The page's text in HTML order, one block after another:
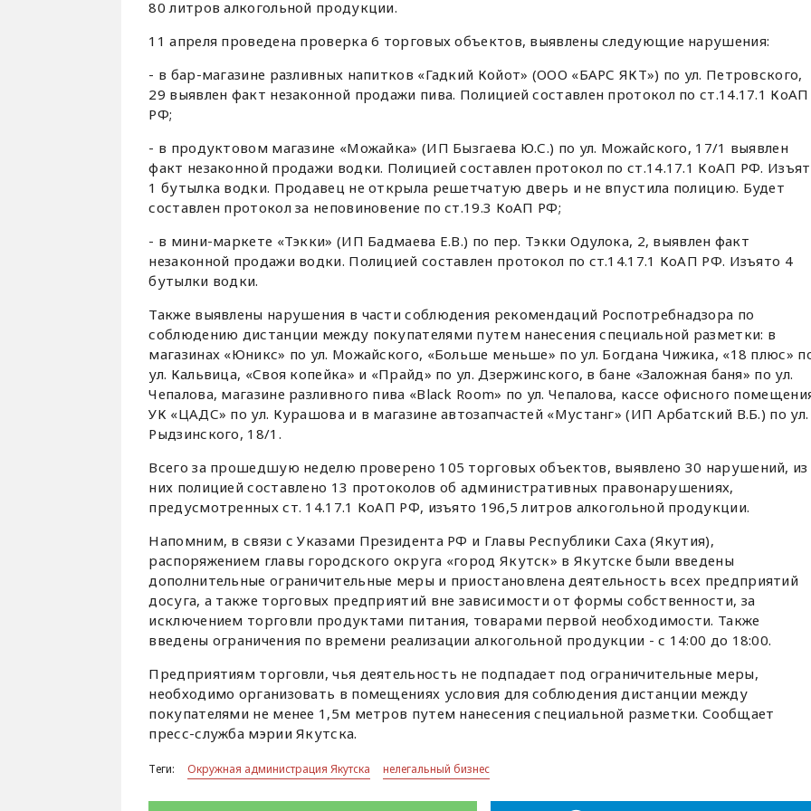
80 литров алкогольной продукции.
11 апреля проведена проверка 6 торговых объектов, выявлены следующие нарушения:
- в бар-магазине разливных напитков «Гадкий Койот» (ООО «БАРС ЯКТ») по ул. Петровского,
29 выявлен факт незаконной продажи пива. Полицией составлен протокол по ст.14.17.1 КоАП
РФ;
- в продуктовом магазине «Можайка» (ИП Бызгаева Ю.С.) по ул. Можайского, 17/1 выявлен
факт незаконной продажи водки. Полицией составлен протокол по ст.14.17.1 КоАП РФ.
1 бутылка водки. Продавец не открыла решетчатую дверь и не впустила полицию. Будет
составлен протокол за неповиновение по ст.19.3 КоАП РФ;
- в мини-маркете «Тэкки» (ИП Бадмаева Е.В.) по пер. Тэкки Одулока, 2, выявлен факт
незаконной продажи водки. Полицией составлен протокол по ст.14.17.1 КоАП РФ. Изъято 4
бутылки водки.
Также выявлены нарушения в части соблюдения рекомендаций Роспотребнадзора по
соблюдению дистанции между покупателями путем нанесения специальной разметки: в
магазинах «Юникс» по ул. Можайского, «Больше меньше» по ул. Богдана Чижика, «18 плюс»
ул. Кальвица, «Своя копейка» и «Прайд» по ул. Дзержинского, в бане «Заложная баня» по ул.
Чепалова, магазине разливного пива «Black Room» по ул. Чепалова, кассе офисного
УК «ЦАДС» по ул. Курашова и в магазине автозапчастей «Мустанг» (ИП Арбатский В.Б.) по ул.
Рыдзинского, 18/1.
Всего за прошедшую неделю проверено 105 торговых объектов, выявлено 30 нарушений, из
них полицией составлено 13 протоколов об административных правонарушениях,
предусмотренных ст. 14.17.1 КоАП РФ, изъято 196,5 литров алкогольной продукции.
Напомним, в связи с Указами Президента РФ и Главы Республики Саха (Якутия),
распоряжением главы городского округа «город Якутск» в Якутске были введены
дополнительные ограничительные меры и приостановлена деятельность всех предприятий
досуга, а также торговых предприятий вне зависимости от формы собственности, за
исключением торговли продуктами питания, товарами первой необходимости. Также
введены ограничения по времени реализации алкогольной продукции - с 14:00 до 18:00.
Предприятиям торговли, чья деятельность не подпадает под ограничительные меры,
необходимо организовать в помещениях условия для соблюдения дистанции между
покупателями не менее 1,5м метров путем нанесения специальной разметки. Сообщает
пресс-служба мэрии Якутска.
Теги: Окружная администрация Якутска нелегальный бизнес